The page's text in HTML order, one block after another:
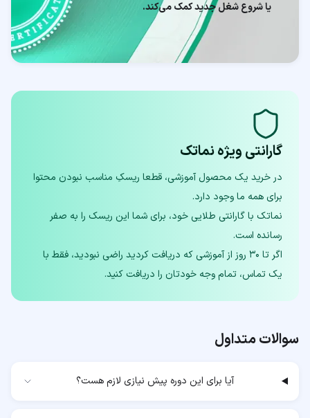
یا شروع شغل جدید کمک می‌کند.
گارانتی ویژه نماتک
در خرید یک محصول آموزشی، قطعا ریسکِ مناسب نبودن محتوا
نماتک با گارانتی طلایی خود، برای شما این ریسک را به صفر
اگر تا ۳۰ روز از آموزشی که دریافت کردید راضی نبودید، فقط با
یک تماس، تمام وجه خودتان را دریافت کنید.
سوالات متداول
آیا برای این دوره پیش نیازی لازم هست؟